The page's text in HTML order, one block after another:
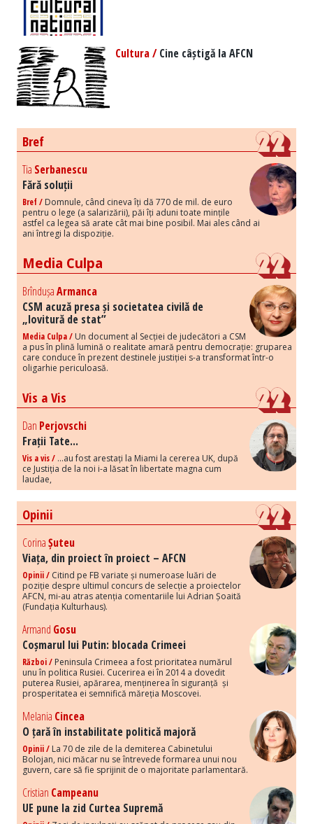
Cultura /Cine câștigă la AFCN
Bref
Tia Serbanescu
Fără soluții
Bref / Domnule, când cineva îți dă 770 de mil. de euro
pentru o lege (a salarizării), păi îți aduni toate mințile
astfel ca legea să arate cât mai bine posibil. Mai ales când ai
ani întregi la dispoziție.
Media Culpa
BrîndușaArmanca
CSM acuză presa și societatea civilă de
„lovitură de stat”
Media Culpa / Un document al Secției de judecători a CSM
a pus în plină lumină o realitate amară pentru democrație: gruparea
care conduce în prezent destinele justiției s-a transformat într-o
oligarhie periculoasă.
Vis a Vis
Dan Perjovschi
Frații Tate...
Vis a vis / ...au fost arestați la Miami la cererea UK, după
ce Justiția de la noi i-a lăsat în libertate magna cum
laudae,
Opinii
CorinaȘuteu
Viața, din proiect în proiect – AFCN
Opinii / Citind pe FB variate și numeroase luări de
poziție despre ultimul concurs de selecție a proiectelor
AFCN, mi-au atras atenția comentariile lui Adrian Șoaită
(Fundația Kulturhaus).
Armand Gosu
Coșmarul lui Putin: blocada Crimeei
Război / Peninsula Crimeea a fost prioritatea numărul
unu în politica Rusiei. Cucerirea ei în 2014 a dovedit
puterea Rusiei, apărarea, menținerea în siguranță și
prosperitatea ei semnifică măreția Moscovei.
Melania Cincea
O țară în instabilitate politică majoră
Opinii / La 70 de zile de la demiterea Cabinetului
Bolojan, nici măcar nu se întrevede formarea unui nou
guvern, care să fie sprijinit de o majoritate parlamentară.
Cristian Campeanu
UE pune la zid Curtea Supremă